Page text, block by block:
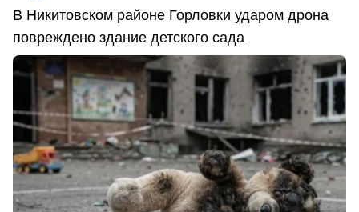
В Никитовском районе Горловки ударом дрона
повреждено здание детского сада